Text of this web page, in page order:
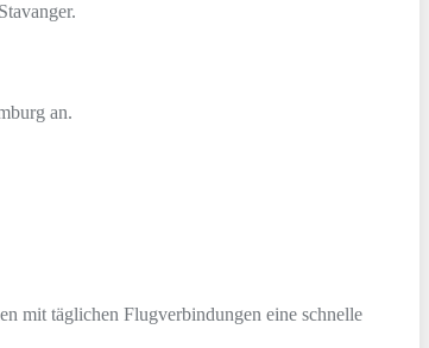
an.
mit täglichen Flugverbindungen eine schnelle